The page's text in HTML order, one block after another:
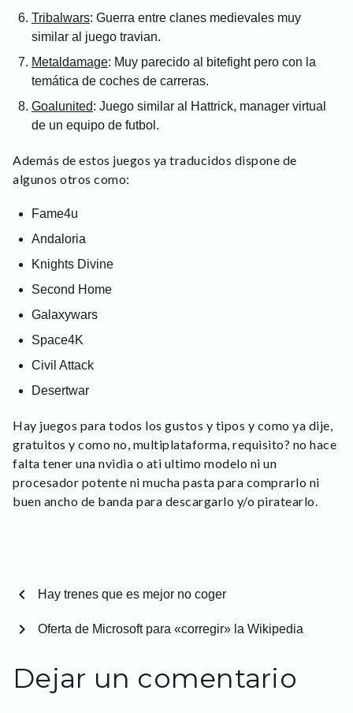
Tribalwars: Guerra entre clanes medievales muy
similar al juego travian.
Metaldamage: Muy parecido al bitefight pero con la
temática de coches de carreras.
Goalunited: Juego similar al Hattrick, manager virtual
de un equipo de futbol.
Además de estos juegos ya traducidos dispone de
algunos otros como:
Fame4u
Andaloria
Knights Divine
Second Home
Galaxywars
Space4K
Civil Attack
Desertwar
Hay juegos para todos los gustos y tipos y como ya dije,
gratuitos y como no, multiplataforma, requisito? no hace
falta tener una nvidia o ati ultimo modelo ni un
procesador potente ni mucha pasta para comprarlo ni
buen ancho de banda para descargarlo y/o piratearlo.
chevron_left Hay trenes que es mejor no coger
Oferta de Microsoft para «corregir» la Wikipedia
chevron_right
Dejar un comentario